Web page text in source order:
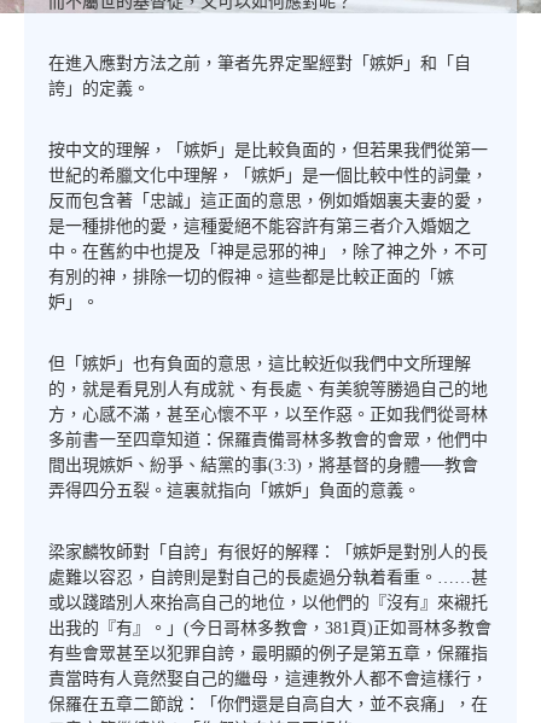
在進入應對方法之前，筆者先界定聖經對「嫉妒」和「自
誇」的定義。
按中文的理解，「嫉妒」是比較負面的，但若果我們從第一
世紀的希臘文化中理解，「嫉妒」是一個比較中性的詞彙，
反而包含著「忠誠」這正面的意思，例如婚姻裏夫妻的愛，
是一種排他的愛，這種愛絕不能容許有第三者介入婚姻之
中。在舊約中也提及「神是忌邪的神」，除了神之外，不可
有別的神，排除一切的假神。這些都是比較正面的「嫉
妒」。
但「嫉妒」也有負面的意思，這比較近似我們中文所理解
的，就是看見別人有成就、有長處、有美貌等勝過自己的地
方，心感不滿，甚至心懷不平，以至作惡。正如我們從哥林
多前書一至四章知道：保羅責備哥林多教會的會眾，他們中
間出現嫉妒、紛爭、結黨的事(3:3)，將基督的身體──教會
弄得四分五裂。這裏就指向「嫉妒」負面的意義。
梁家麟牧師對「自誇」有很好的解釋：「嫉妒是對別人的長
處難以容忍，自誇則是對自己的長處過分執着看重。……甚
或以踐踏別人來抬高自己的地位，以他們的『沒有』來襯托
出我的『有』。」(今日哥林多教會，381頁)正如哥林多教會
有些會眾甚至以犯罪自誇，最明顯的例子是第五章，保羅指
責當時有人竟然娶自己的繼母，這連教外人都不會這樣行，
保羅在五章二節說：「你們還是自高自大，並不哀痛」，在